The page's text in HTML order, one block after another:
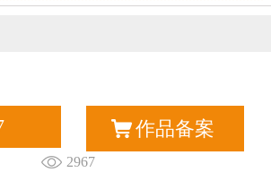
作品备案
2967